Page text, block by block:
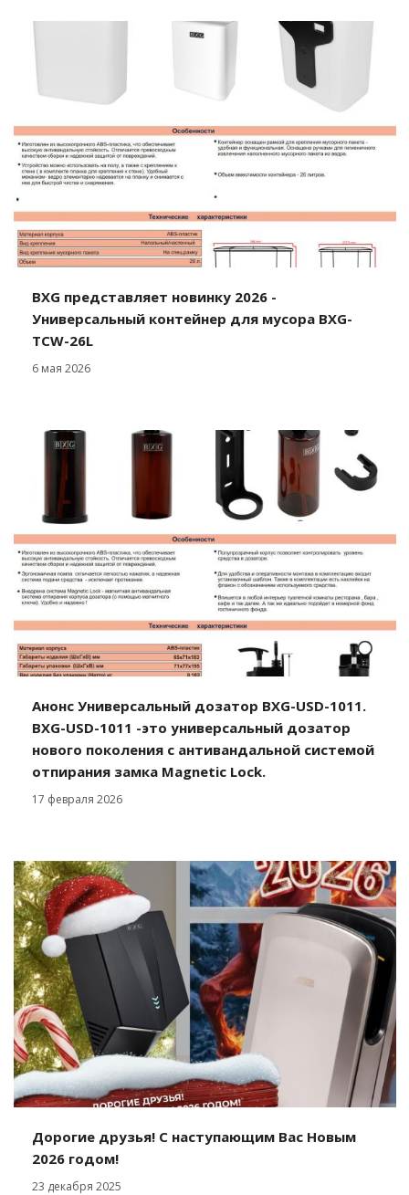
BXG представляет новинку 2026 -
Универсальный контейнер для мусора BXG-
TCW-26L
6 мая 2026
Анонс Универсальный дозатор BXG-USD-1011.
BXG-USD-1011 -это универсальный дозатор
нового поколения с антивандальной системой
отпирания замка Magnetic Lock.
17 февраля 2026
Дорогие друзья! С наступающим Вас Новым
2026 годом!
23 декабря 2025